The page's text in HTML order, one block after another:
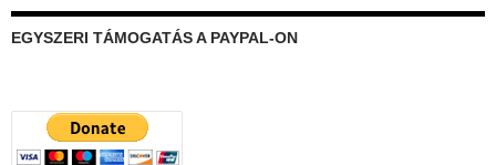
EGYSZERI TÁMOGATÁS A PAYPAL-ON